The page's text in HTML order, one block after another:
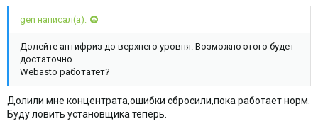
gen написал(а):
Долейте антифриз до верхнего уровня. Возможно этого будет
достаточно.
Webasto работатет?
Долили мне концентрата,ошибки сбросили,пока работает норм.
Буду ловить установщика теперь.